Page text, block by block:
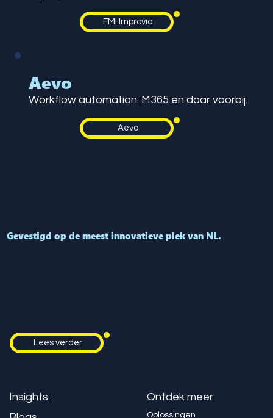
FMI Improvia
Aevo
Workflow automation: M365 en daar voorbij.
Aevo
Ontdek meer:
Oplossingen
Insights:
Gevestigd op de meest innovatieve plek van NL.
Lees verder